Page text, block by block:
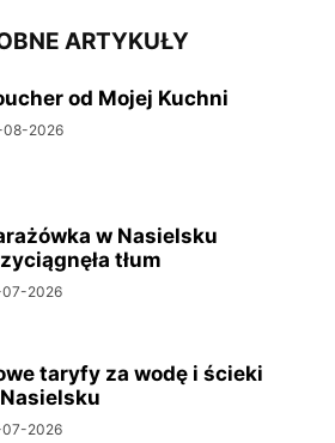
ARTYKUŁY
od Mojej Kuchni
2026
w Nasielsku
tłum
07-2026
taryfy za wodę i ścieki
07-2026